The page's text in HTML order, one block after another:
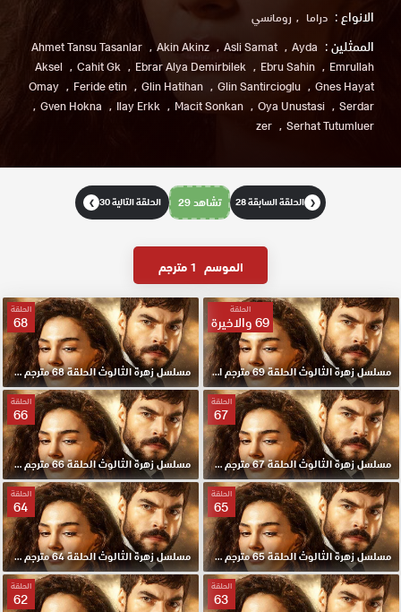
الانواع : دراما رومانسي
الممثلين : Ahmet Tansu Tasanlar Akin Akinz Asli Samat
Ayda
Aksel
Cahit Gk Ebrar Alya Demirbilek Ebru Sahin
Emrullah
Omay
Feride etin Glin Hatihan Glin Santircioglu
Gnes Hayat
Gven Hokna
Ilay Erkk Macit Sonkan Oya Unustasi
Serdar
zer
Serhat Tutumluer
❮ الحلقة السابقة 28 تشاهد 29 الحلقة التالية 30 ❯
الموسم 1 مترجم
الحلقة
69 والاخيرة
مسلسل زهرة الثالوث الحلقة 69 مترجم الأخيرة HD
الحلقة
68
مسلسل زهرة الثالوث الحلقة 68 مترجم HD
الحلقة
67
مسلسل زهرة الثالوث الحلقة 67 مترجم HD
الحلقة
66
مسلسل زهرة الثالوث الحلقة 66 مترجم HD
الحلقة
65
مسلسل زهرة الثالوث الحلقة 65 مترجم HD
الحلقة
64
مسلسل زهرة الثالوث الحلقة 64 مترجم HD
الحلقة
63
الحلقة
62